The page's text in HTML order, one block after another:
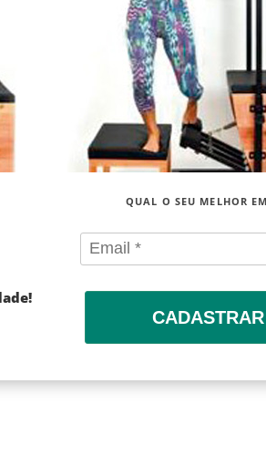
QUAL O SEU MELHOR
CADASTRAR